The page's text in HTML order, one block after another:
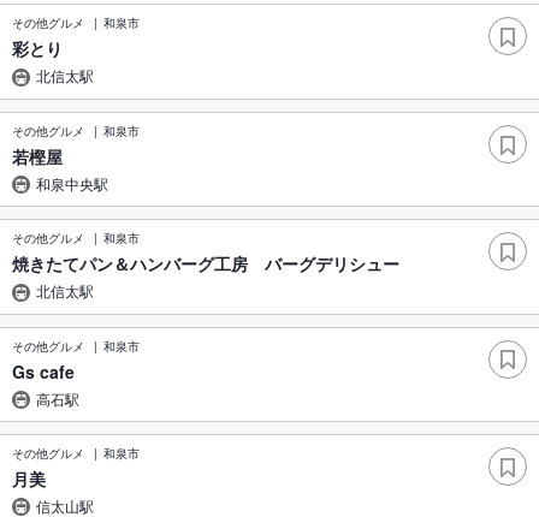
その他グルメ 和泉市
彩とり
北信太駅
その他グルメ 和泉市
若樫屋
和泉中央駅
その他グルメ 和泉市
焼きたてパン＆ハンバーグ工房 バーグデリシュー
北信太駅
その他グルメ 和泉市
Gs cafe
高石駅
その他グルメ 和泉市
月美
信太山駅